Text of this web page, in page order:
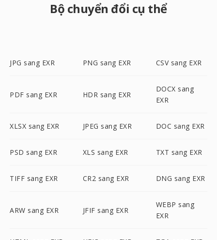
Bộ chuyển đổi cụ thể
JPG sang EXR PNG sang EXR CSV sang EXR
PDF sang EXR HDR sang EXR
DOCX sang
EXR
XLSX sang EXR JPEG sang EXR DOC sang EXR
PSD sang EXR XLS sang EXR TXT sang EXR
TIFF sang EXR CR2 sang EXR DNG sang EXR
ARW sang EXR JFIF sang EXR
WEBP sang
EXR